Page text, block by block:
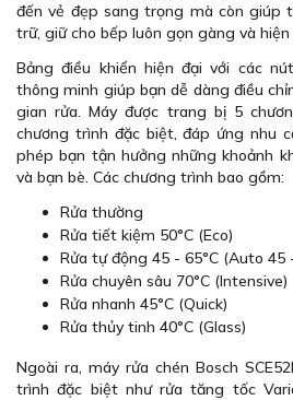
đến vẻ đẹp sang trọng mà còn giúp
trữ, giữ cho bếp luôn gọn gàng và hiện
Bảng điều khiển hiện đại với các
thông minh giúp bạn dễ dàng điều
gian rửa. Máy được trang bị 5
chương trình đặc biệt, đáp ứng nhu
phép bạn tận hưởng những khoảnh
và bạn bè. Các chương trình bao gồm:
Rửa thường
Rửa tiết kiệm 50°C (Eco)
Rửa tự động 45 - 65°C (Auto 45
Rửa chuyên sâu 70°C (Intensive)
Rửa nhanh 45°C (Quick)
Rửa thủy tinh 40°C (Glass)
Ngoài ra, máy rửa chén Bosch
trình đặc biệt như rửa tăng tốc